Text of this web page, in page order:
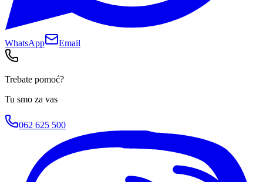
WhatsApp Email
Trebate pomoć?
Tu smo za vas
062 625 500